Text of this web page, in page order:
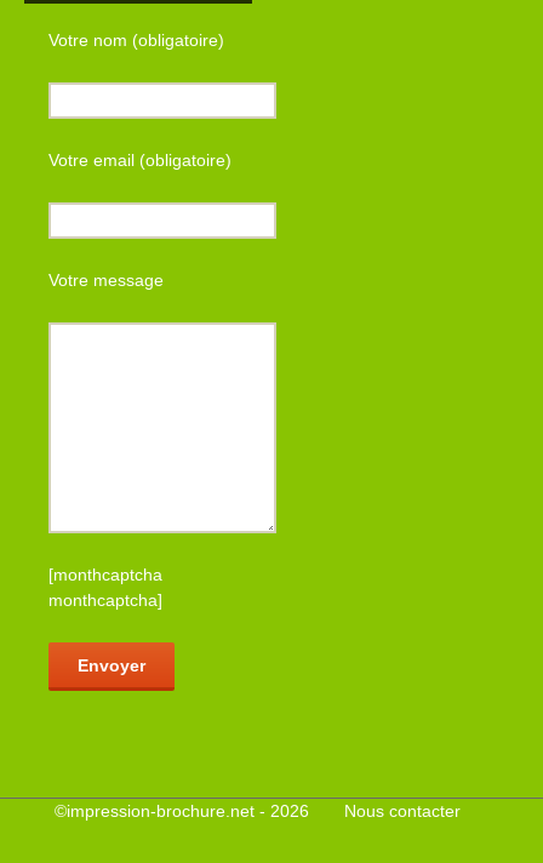
Votre nom (obligatoire)
Votre email (obligatoire)
Votre message
[monthcaptcha
monthcaptcha]
©impression-brochure.net - 2026 Nous contacter